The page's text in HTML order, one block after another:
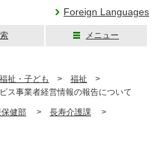
Foreign Languages
メニュー
祉・子ども > 福祉 >
ス事業者経営情報の報告について
保健部 > 長寿介護課 >